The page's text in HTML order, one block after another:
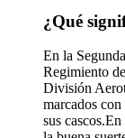
¿Qué
En la
Regimiento
División
marcados
sus